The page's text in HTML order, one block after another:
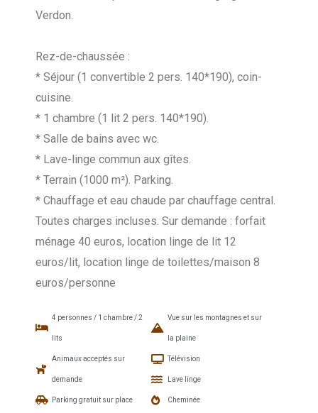
Verdon.
Rez-de-chaussée :
* Séjour (1 convertible 2 pers. 140*190), coin-
cuisine.
* 1 chambre (1 lit 2 pers. 140*190).
* Salle de bains avec wc.
* Lave-linge commun aux gîtes.
* Terrain (1000 m²). Parking.
* Chauffage et eau chaude par chauffage central.
Toutes charges incluses. Sur demande : forfait
ménage 40 euros, location linge de lit 12
euros/lit, location linge de toilettes/maison 8
euros/personne
4 personnes / 1 chambre / 2
lits
Animaux acceptés sur
demande
Parking gratuit sur place
Vue sur les montagnes et sur
la plaine
Télévision
Lave linge
Cheminée